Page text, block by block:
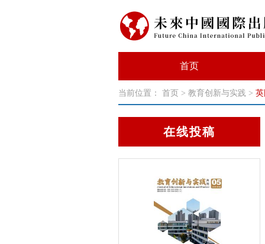
首页
当前位置： 首页 > 教育创新与实践 >
在线投稿